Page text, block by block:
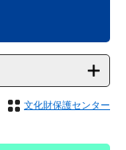
文化財保護センター